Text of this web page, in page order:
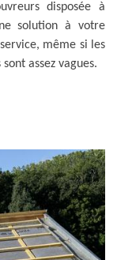
disposée à
solution à votre
même si les
assez vagues.